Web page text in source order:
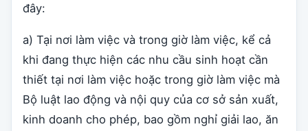
đây:
a) Tại nơi làm việc và trong giờ làm việc, kể cả
khi đang thực hiện các nhu cầu sinh hoạt cần
thiết tại nơi làm việc hoặc trong giờ làm việc mà
Bộ luật lao động và nội quy của cơ sở sản xuất,
kinh doanh cho phép, bao gồm nghỉ giải lao, ăn